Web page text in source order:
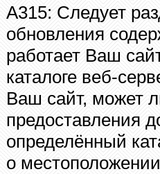
A315: Следует
обновления
работает Ваш
каталоге веб-
Ваш сайт, может
предоставления
определённый
о